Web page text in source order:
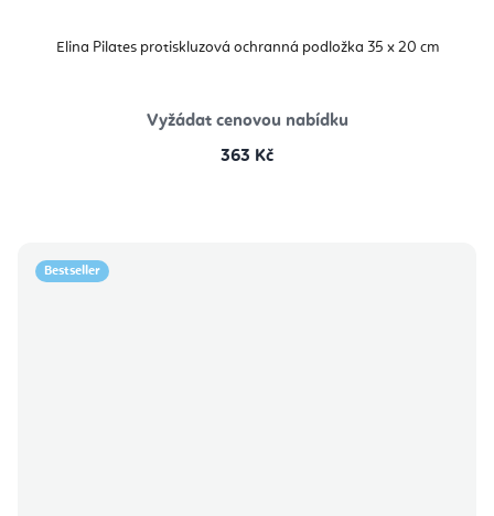
Elina Pilates protiskluzová ochranná podložka 35 x 20 cm
Vyžádat cenovou nabídku
363 Kč
Bestseller